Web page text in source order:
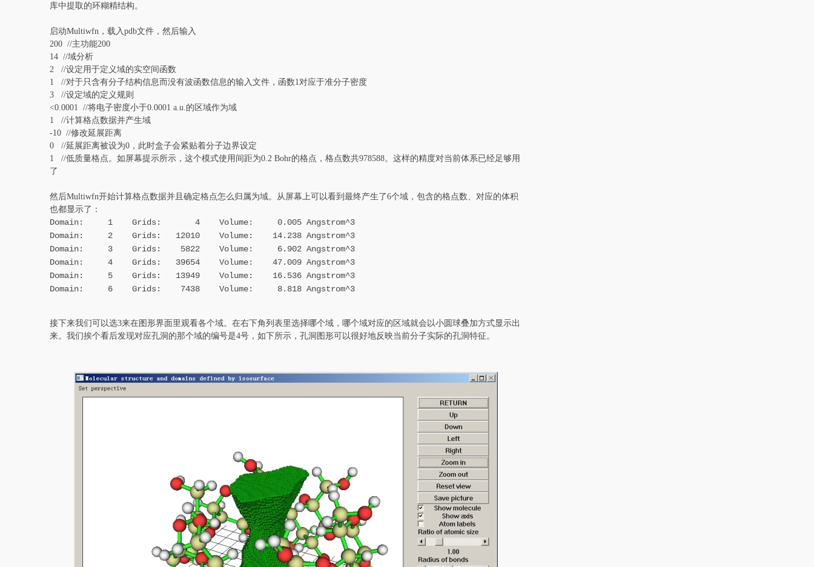
库中提取的环糊精结构。
启动Multiwfn，载入pdb文件，然后输入
200 //主功能200
14 //域分析
2 //设定用于定义域的实空间函数
1 //对于只含有分子结构信息而没有波函数信息的输入文件，函数1对应于准分子密度
3 //设定域的定义规则
<0.0001 //将电子密度小于0.0001 a.u.的区域作为域
1 //计算格点数据并产生域
-10 //修改延展距离
0 //延展距离被设为0，此时盒子会紧贴着分子边界设定
1 //低质量格点。如屏幕提示所示，这个模式使用间距为0.2 Bohr的格点，格点数共978588。这样的精度对当前体系已经足够用
了
然后Multiwfn开始计算格点数据并且确定格点怎么归属为域。从屏幕上可以看到最终产生了6个域，包含的格点数、对应的体积
也都显示了：
Domain: 1 Grids: 4 Volume: 0.005 Angstrom^3
Domain: 2 Grids: 12010 Volume: 14.238 Angstrom^3
Domain: 3 Grids: 5822 Volume: 6.902 Angstrom^3
Domain: 4 Grids: 39654 Volume: 47.009 Angstrom^3
Domain: 5 Grids: 13949 Volume: 16.536 Angstrom^3
Domain: 6 Grids: 7438 Volume: 8.818 Angstrom^3
接下来我们可以选3来在图形界面里观看各个域。在右下角列表里选择哪个域，哪个域对应的区域就会以小圆球叠加方式显示出
来。我们挨个看后发现对应孔洞的那个域的编号是4号，如下所示，孔洞图形可以很好地反映当前分子实际的孔洞特征。